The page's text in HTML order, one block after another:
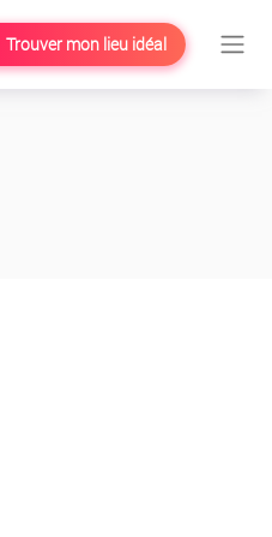
Trouver mon lieu idéal